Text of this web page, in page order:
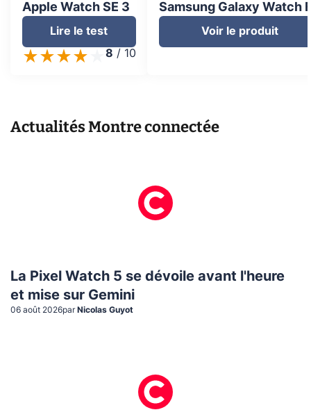
Apple Watch SE 3
Lire le test
8 / 10
Samsung Galaxy Watch
Voir le produit
ActualitésMontre connectée
La Pixel Watch 5 se dévoile avant l'heure
et mise sur Gemini
06 août 2026par Nicolas Guyot